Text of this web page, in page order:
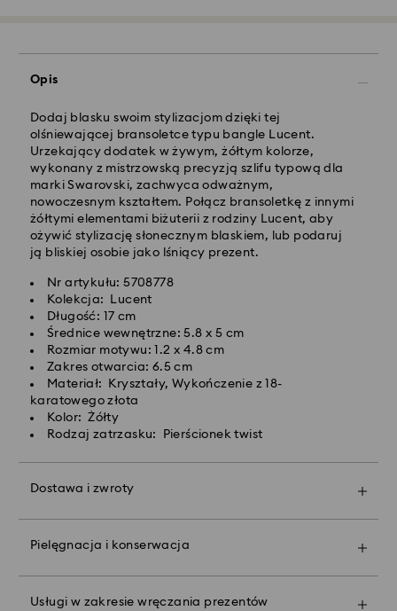
Opis
Dodaj blasku swoim stylizacjom dzięki tej
olśniewającej bransoletce typu bangle Lucent.
Urzekający dodatek w żywym, żółtym kolorze,
wykonany z mistrzowską precyzją szlifu typową dla
marki Swarovski, zachwyca odważnym,
nowoczesnym kształtem. Połącz bransoletkę z innymi
żółtymi elementami biżuterii z rodziny Lucent, aby
ożywić stylizację słonecznym blaskiem, lub podaruj
ją bliskiej osobie jako lśniący prezent.
Nr artykułu: 5708778
Kolekcja: Lucent
Długość: 17 cm
Średnice wewnętrzne: 5.8 x 5 cm
Rozmiar motywu: 1.2 x 4.8 cm
Zakres otwarcia: 6.5 cm
Materiał: Kryształy, Wykończenie z 18-
karatowego złota
Kolor: Żółty
Rodzaj zatrzasku: Pierścionek twist
Dostawa i zwroty
Standardowy dostawy - GLS
godziny 10:00 czasu CET zostaną przetworzone i
wysłane tego samego dnia.
Standardowy czas dostawy: 3 dni robocze po
przetworzeniu i wysyłce
Koszt dostawy standardowej: 25 PLN
Bezpłatna standardowa wysyłka dla zamówień
powyżej 420 PLN
Zamówienia złożone of poniedziałku do piątku do
godziny 14:30 czasu CET zostaną przetworzone i
wysłane tego samego dnia.
Czas dostawy ekspresowej: 1-2 dni robocze po
przetworzeniu i wysyłce
Koszt dostawy ekspresowej: 90 PLN
Firma Swarovski nie oferuje dostaw do skrytek
otrzymania ostatecznej płatności.
W przypadku zakupu produktów Crystal Myriad,
wysłanie paczki może potrwać do 2 tygodni i
Pielęgnacja i konserwacja
Usługi w zakresie wręczania prezentów
Spraw, by Twój podarunek stał się jeszcze bardziej
spersonalizowaną wiadomość.
Wybranie opcji podarunkowej oznacza, że wszystkie